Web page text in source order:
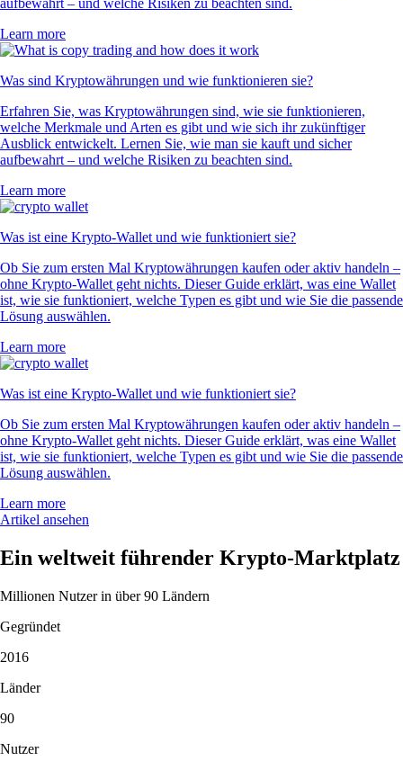
Learn more
Was sind Kryptowährungen und wie funktionieren sie?
Erfahren Sie, was Kryptowährungen sind, wie sie funktionieren,
welche Merkmale und Arten es gibt und wie sich ihr zukünftiger
Ausblick entwickelt. Lernen Sie, wie man sie kauft und sicher
aufbewahrt – und welche Risiken zu beachten sind.
Learn more
Was ist eine Krypto-Wallet und wie funktioniert sie?
Ob Sie zum ersten Mal Kryptowährungen kaufen oder aktiv handeln –
ohne Krypto-Wallet geht nichts. Dieser Guide erklärt, was eine Wallet
ist, wie sie funktioniert, welche Typen es gibt und wie Sie die passende
Lösung auswählen.
Learn more
Was ist eine Krypto-Wallet und wie funktioniert sie?
Ob Sie zum ersten Mal Kryptowährungen kaufen oder aktiv handeln –
ohne Krypto-Wallet geht nichts. Dieser Guide erklärt, was eine Wallet
ist, wie sie funktioniert, welche Typen es gibt und wie Sie die passende
Lösung auswählen.
Learn more
Artikel ansehen
Ein weltweit führender Krypto-Marktplatz
Millionen Nutzer in über 90 Ländern
Gegründet
2016
Länder
90
Nutzer